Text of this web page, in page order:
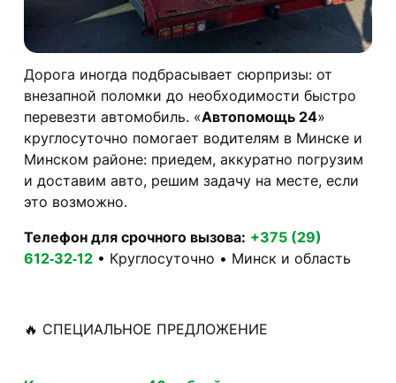
Дорога иногда подбрасывает сюрпризы: от
внезапной поломки до необходимости быстро
перевезти автомобиль. «Автопомощь 24»
круглосуточно помогает водителям в Минске и
Минском районе: приедем, аккуратно погрузим
и доставим авто, решим задачу на месте, если
это возможно.
Телефон для срочного вызова: +375 (29)
612‑32‑12• Круглосуточно • Минск и область
🔥 СПЕЦИАЛЬНОЕ ПРЕДЛОЖЕНИЕ